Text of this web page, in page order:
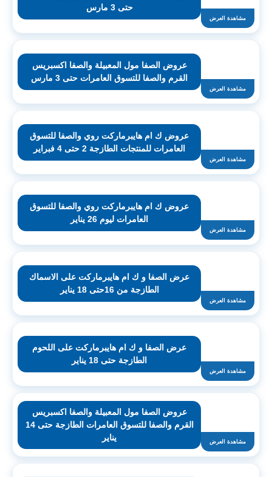
مشاهدة العرض
حتى 3 مارس
مشاهدة العرض
عروض الصفا مول المعبيلة والصفا اكسبريس
القرم والصفا للتسوق العامرات حتى 3 مارس
مشاهدة العرض
عروض ك ام هايبرماركت روي والصفا للتسوق
العامرات للمنتجات الطازجة 2 حتى 4 فبراير
مشاهدة العرض
عروض ك ام هايبرماركت روي والصفا للتسوق
العامرات ليوم 26 يناير
مشاهدة العرض
عرض الصفا و ك ام هايبرماركت على الاسماك
الطازجة من 16حتى 18 يناير
مشاهدة العرض
عرض الصفا و ك ام هايبرماركت على اللحوم
الطازجة حتى 18 يناير
مشاهدة العرض
عروض الصفا مول المعبيلة والصفا اكسبريس
القرم والصفا للتسوق العامرات الطازجة حتى 14
يناير